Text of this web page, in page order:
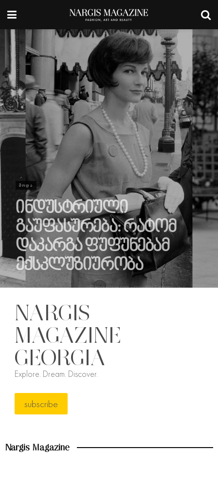
ᲛᲝᲓᲐ
ინდუსტრიული
გაუფასურება: რატომ
დაკარგა ფუფუნებამ
ექსკლუზიურობა
NARGIS
MAGAZINE
GEORGIA
Explore. Dream. Discover.
subscribe
Nargis Magazine